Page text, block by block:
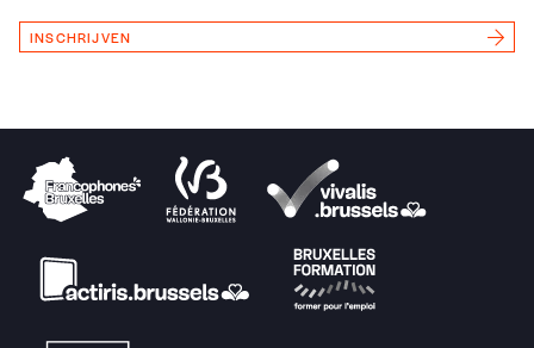
Vous renseignez vos coordonnées.
Vous versez le montant de votre choix sur le
la commande renseigné dans le mail de
confirmation et la mention “participation
Imag”.
NB : Vous pouvez choisir de participer
financièrement à tout moment, même après
INSCHRIJVEN